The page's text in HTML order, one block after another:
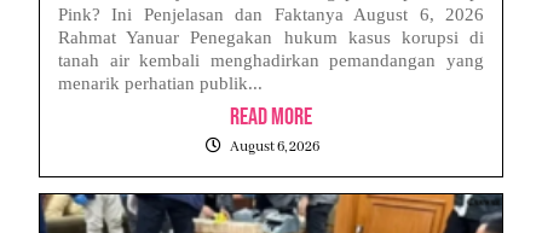
Pink? Ini Penjelasan dan Faktanya August 6, 2026
Rahmat Yanuar Penegakan hukum kasus korupsi di
tanah air kembali menghadirkan pemandangan yang
menarik perhatian publik...
Read More
August 6, 2026